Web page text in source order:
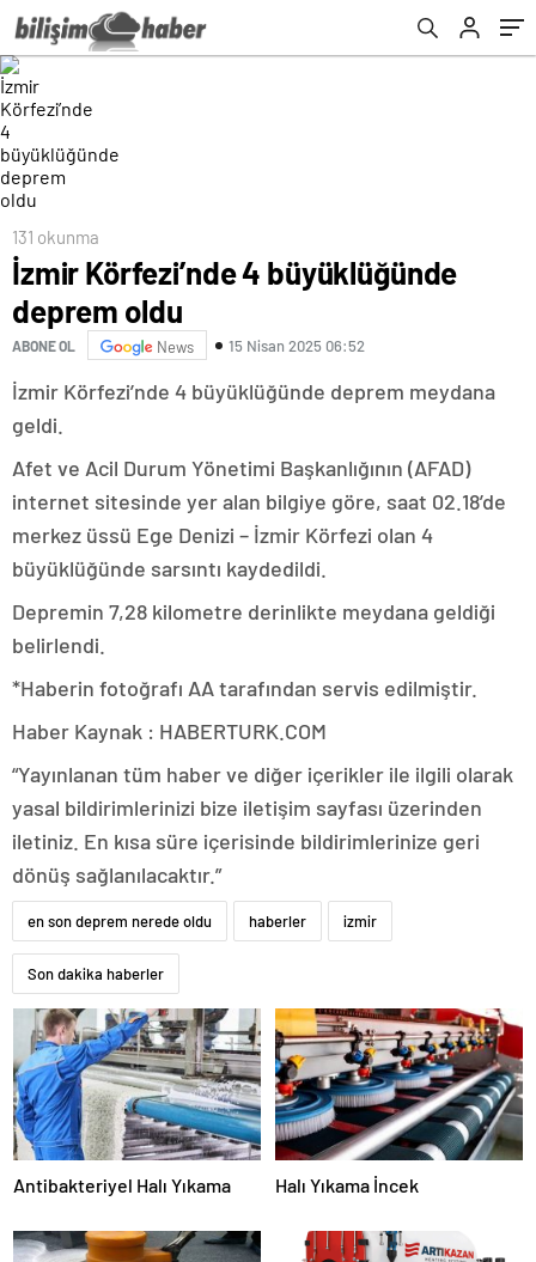
131 okunma
İzmir Körfezi’nde 4 büyüklüğünde
deprem oldu
ABONE OL News 15 Nisan 2025 06:52
İzmir Körfezi’nde 4 büyüklüğünde deprem meydana
geldi.
Afet ve Acil Durum Yönetimi Başkanlığının (AFAD)
internet sitesinde yer alan bilgiye göre, saat 02.18’de
merkez üssü Ege Denizi – İzmir Körfezi olan 4
büyüklüğünde sarsıntı kaydedildi.
Depremin 7,28 kilometre derinlikte meydana geldiği
belirlendi.
*Haberin fotoğrafı AA tarafından servis edilmiştir.
Haber Kaynak : HABERTURK.COM
“Yayınlanan tüm haber ve diğer içerikler ile ilgili olarak
yasal bildirimlerinizi bize iletişim sayfası üzerinden
iletiniz. En kısa süre içerisinde bildirimlerinize geri
dönüş sağlanılacaktır.”
en son deprem nerede oldu haberler izmir
Son dakika haberler
Antibakteriyel Halı Yıkama Halı Yıkama İncek